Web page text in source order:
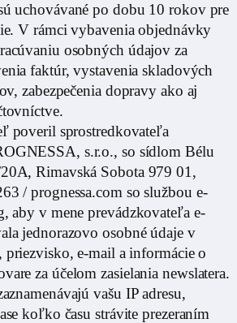
uchovávané po dobu 10 rokov pre
V rámci vybavenia objednávky
osobných údajov za
faktúr, vystavenia skladových
zabezpečenia dopravy ako aj
poveril sprostredkovateľa
s.r.o., so sídlom Bélu
Rimavská Sobota 979 01,
/ prognessa.com so službou e-
aby v mene prevádzkovateľa e-
jednorazovo osobné údaje v
priezvisko, e-mail a informácie o
za účelom zasielania newslatera.
vašu IP adresu,
koľko času strávite prezeraním